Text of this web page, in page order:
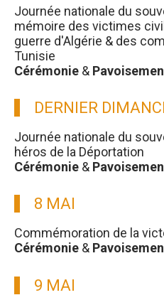
Journée nationale du
mémoire des victimes
guerre d'Algérie & des
Tunisie
Cérémonie &
DERNIER
Journée nationale du
héros de la Déportation
Cérémonie &
8 MAI
Commémoration de la
Cérémonie &
9 MAI